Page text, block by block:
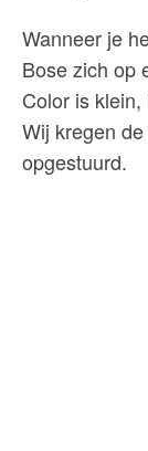
Wanneer je
Bose zich op
Color is
Wij kregen
opgestuurd.